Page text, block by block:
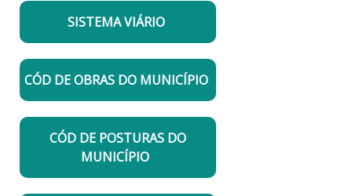
SISTEMA VIÁRIO
CÓD DE OBRAS DO MUNICÍPIO
CÓD DE POSTURAS DO
MUNICÍPIO